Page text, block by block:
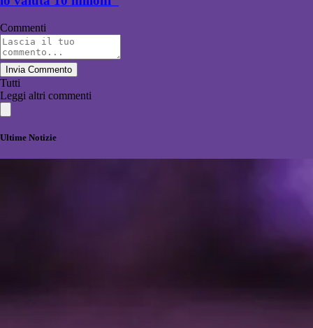
Commenti
Invia Commento
Tutti
Leggi altri commenti
Ultime Notizie